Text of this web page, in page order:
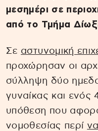
μεσημέρι σε
από το Τμήμα
Σε αστυνομική
προχώρησαν οι
σύλληψη δύο
γυναίκας και
υπόθεση που
νομοθεσίας περί